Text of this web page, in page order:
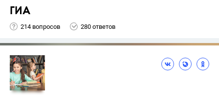
ГИА
214 вопросов 280 ответов